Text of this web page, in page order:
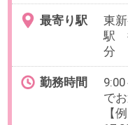
残業 なし
週3日以上（
※日数・曜日
けます。
即日～長期
※9月開始も